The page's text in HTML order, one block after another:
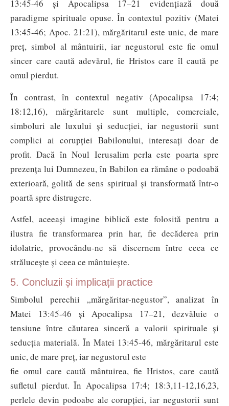
13:45-46 și Apocalipsa 17–21 evidențiază două
paradigme spirituale opuse. În contextul pozitiv (Matei
13:45-46; Apoc. 21:21), mărgăritarul este unic, de mare
preț, simbol al mântuirii, iar negustorul este fie omul
sincer care caută adevărul, fie Hristos care îl caută pe
omul pierdut.
În contrast, în contextul negativ (Apocalipsa 17:4;
18:12,16), mărgăritarele sunt multiple, comerciale,
simboluri ale luxului și seducției, iar negustorii sunt
complici ai corupției Babilonului, interesați doar de
profit. Dacă în Noul Ierusalim perla este poarta spre
prezența lui Dumnezeu, în Babilon ea rămâne o podoabă
exterioară, golită de sens spiritual și transformată într-o
poartă spre distrugere.
Astfel, aceeași imagine biblică este folosită pentru a
ilustra fie transformarea prin har, fie decăderea prin
idolatrie, provocându-ne să discernem între ceea ce
strălucește și ceea ce mântuiește.
5. Concluzii și implicații practice
Simbolul perechii „mărgăritar-negus­tor”, analizat în
Matei 13:45-46 și Apocalipsa 17–21, dezvăluie o
tensiune între căutarea sinceră a valorii spirituale și
seducția materială. În Matei 13:45-46, mărgăritarul este
unic, de mare preț, iar negustorul este
fie omul care caută mântuirea, fie Hristos, care caută
sufletul pierdut. În Apocalipsa 17:4; 18:3,11-12,16,23,
perlele devin podoabe ale corupției, iar negustorii sunt